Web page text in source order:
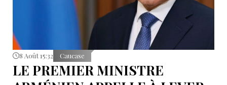
8 Août 15:32 Caucase
LE PREMIER MINISTRE